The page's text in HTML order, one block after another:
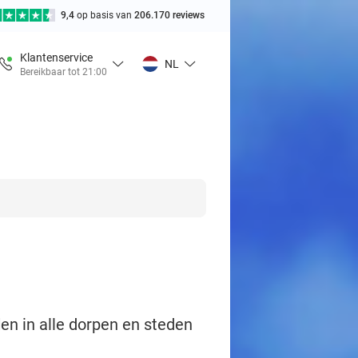
9,4 op basis van 206.170 reviews
Klantenservice
Bereikbaar tot 21:00
NL
in alle dorpen en steden